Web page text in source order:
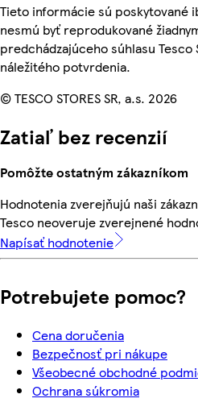
Tieto informácie sú poskytované
nesmú byť reprodukované
predchádzajúceho súhlasu
náležitého potvrdenia.
© TESCO STORES SR, a.s. 2026
Zatiaľ bez recenzií
Pomôžte ostatným zákazníkom
Hodnotenia zverejňujú naši
Tesco neoveruje zverejnené
Napísať hodnotenie
Potrebujete pomoc?
Cena doručenia
Bezpečnosť pri nákupe
Všeobecné obchodné
Ochrana súkromia